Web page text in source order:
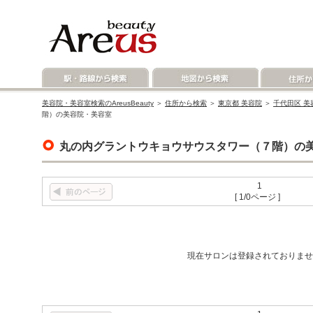
美容院・美容室検索のAreusBeauty ＞ 住所から検索 ＞ 東京都 美容院 ＞ 千代田区 美
階）の美容院・美容室
丸の内グラントウキョウサウスタワー（７階）の
1
[ 1/0ページ ]
現在サロンは登録されておりま